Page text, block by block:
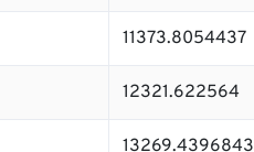
11373.8054437
12321.622564
13269.4396843